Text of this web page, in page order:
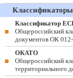
Классификатор
Общероссийский
документов ОК
ОКАТО
Общероссийский
территориального